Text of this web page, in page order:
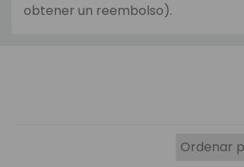
obtener un reembolso).